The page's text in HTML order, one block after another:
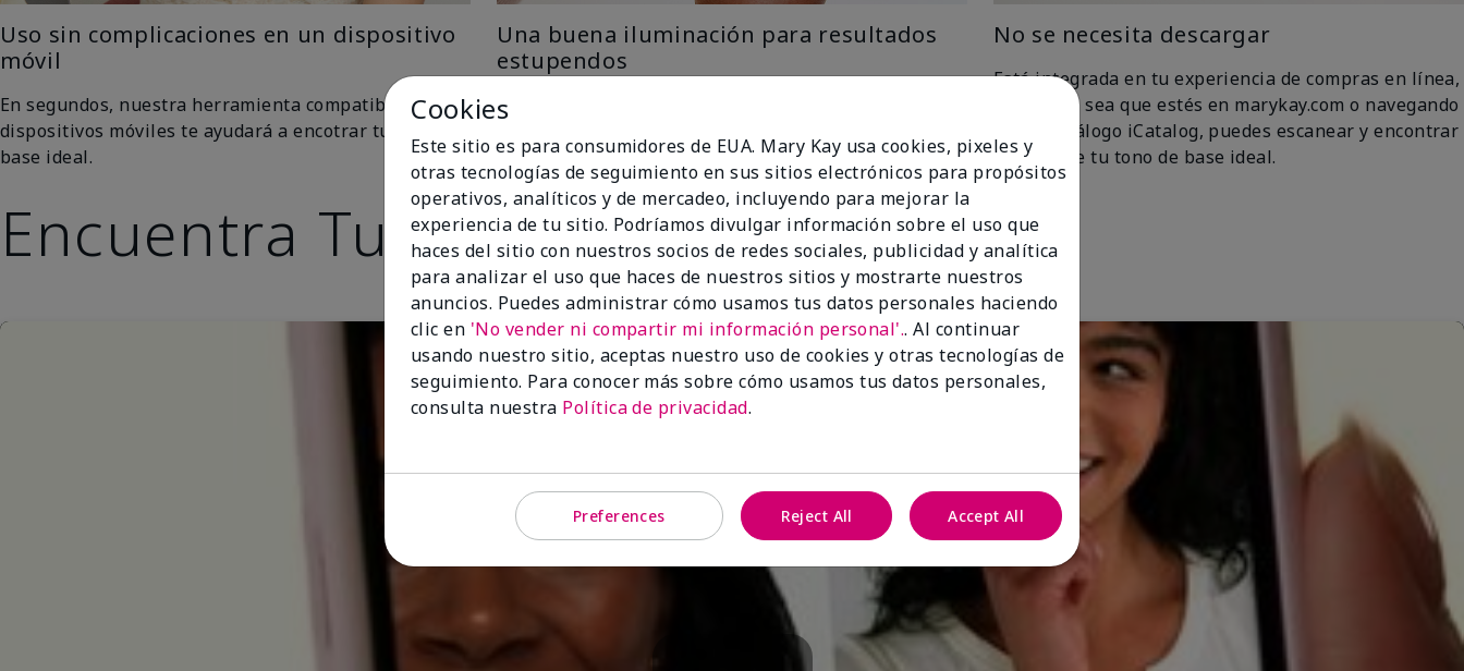
Uso sin complicaciones en un dispositivo
móvil
En segundos, nuestra herramienta compatible con
dispositivos móviles te ayudará a encotrar tu tono de
base ideal.
Una buena iluminación para resultados
estupendos
Nuestra tecnología con IA elimina todo el trabajo con
ventana para una iluminación uniforme y natural y
obtén los mejores resultados.
No se necesita descargar
Está integrada en tu experiencia de compras en línea,
así que ya sea que estés en marykay.com o navegando
por el catálogo iCatalog, puedes escanear y encontrar
fácilmente tu tono de base ideal.
Encuentra Tu Tono Ideal
Cookies
Este sitio es para consumidores de EUA. Mary Kay usa cookies, pixeles y
otras tecnologías de seguimiento en sus sitios electrónicos para propósitos
operativos, analíticos y de mercadeo, incluyendo para mejorar la
experiencia de tu sitio. Podríamos divulgar información sobre el uso que
haces del sitio con nuestros socios de redes sociales, publicidad y analítica
para analizar el uso que haces de nuestros sitios y mostrarte nuestros
anuncios. Puedes administrar cómo usamos tus datos personales haciendo
clic en 'No vender ni compartir mi información personal'.. Al continuar
usando nuestro sitio, aceptas nuestro uso de cookies y otras tecnologías de
seguimiento. Para conocer más sobre cómo usamos tus datos personales,
consulta nuestra Política de privacidad.
Preferences Reject All Accept All